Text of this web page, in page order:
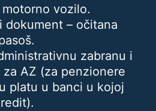
vozilo.
dokument – očitana
zabranu i
za AZ (za penzionere
platu u banci u kojoj